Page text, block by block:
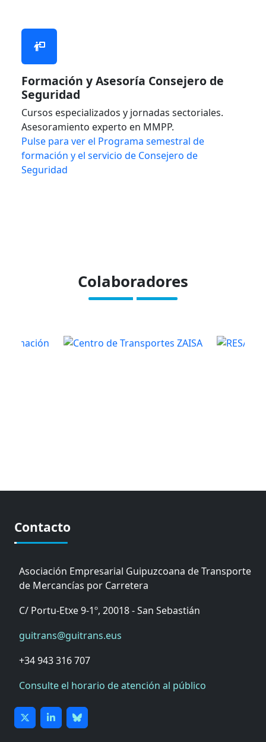
Formación y Asesoría Consejero de
Seguridad
Cursos especializados y jornadas sectoriales.
Asesoramiento experto en MMPP.
Pulse para ver el Programa semestral de
formación y el servicio de Consejero de
Seguridad
Colaboradores
Contacto
Asociación Empresarial Guipuzcoana de Transporte
de Mercancías por Carretera
C/ Portu-Etxe 9-1º, 20018 - San Sebastián
guitrans@guitrans.eus
+34 943 316 707
Consulte el horario de atención al público